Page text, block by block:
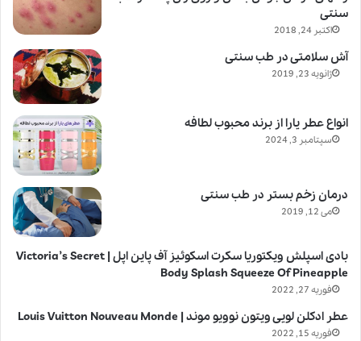
سنتی
اکتبر 24, 2018
آش سلامتی در طب سنتی
ژانویه 23, 2019
انواع عطر یارا از برند محبوب لطافه
سپتامبر 3, 2024
درمان زخم بستر در طب سنتی
می 12, 2019
بادی اسپلش ویکتوریا سکرت اسکوئیز آف پاین اپل | Victoria’s Secret
Body Splash Squeeze Of Pineapple
فوریه 27, 2022
عطر ادکلن لویی ویتون نوویو موند | Louis Vuitton Nouveau Monde
فوریه 15, 2022